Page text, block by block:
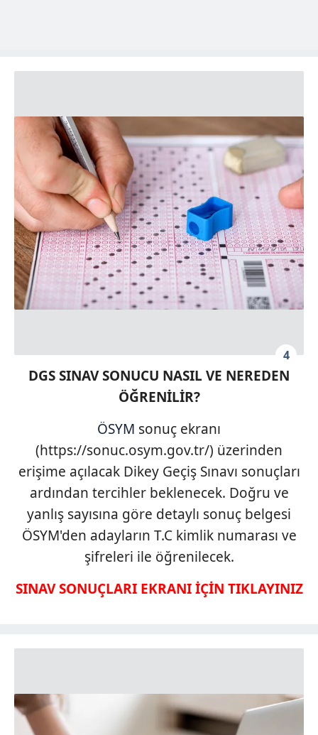
için Ayarlar butonuna tıklayabilir,
Metnimiziziyaret edebilirsiniz.
6698 sayılı Kişisel Verilerin Korunması Kanunu uyarınca
hazırlanmış Aydınlatma Metnimizi okumak ve sitemizde
ilgili mevzuata uygun olarak kullanılan çerezlerle ilgili bilgi
almak için lütfentıklayınız.
4
DGS SINAV SONUCU NASIL VE NEREDEN
ÖĞRENİLİR?
ÖSYM sonuç ekranı
(https://sonuc.osym.gov.tr/) üzerinden
erişime açılacak Dikey Geçiş Sınavı sonuçları
ardından tercihler beklenecek. Doğru ve
yanlış sayısına göre detaylı sonuç belgesi
ÖSYM'den adayların T.C kimlik numarası ve
şifreleri ile öğrenilecek.
SINAV SONUÇLARI EKRANI İÇİN TIKLAYINIZ